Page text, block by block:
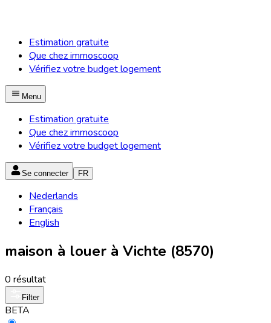
Estimation gratuite
Que chez immoscoop
Vérifiez votre budget logement
Menu
Estimation gratuite
Que chez immoscoop
Vérifiez votre budget logement
Se connecter FR
Nederlands
Français
English
maison à louer à Vichte (8570)
0 résultat
Filter
BETA